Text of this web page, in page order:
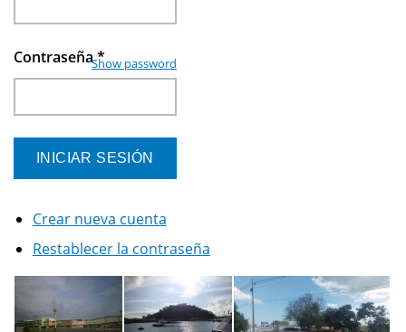
Contraseña*
Show password
Crear nueva cuenta
Restablecer la contraseña